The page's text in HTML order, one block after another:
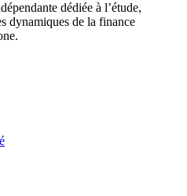
dédiée à l’étude,
dynamiques de la finance